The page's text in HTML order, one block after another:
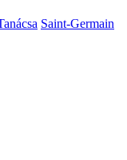
Saint-Germain